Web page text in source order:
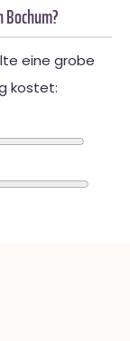
eine grobe
kostet: